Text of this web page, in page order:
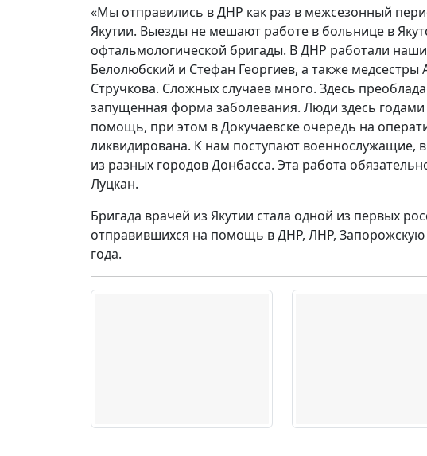
«Мы отправились в ДНР как раз в межсезонный
Якутии. Выезды не мешают работе в больнице в
офтальмологической бригады. В ДНР работали
Белолюбский и Стефан Георгиев, а также медсестры
Стручкова. Сложных случаев много. Здесь
запущенная форма заболевания. Люди здесь
помощь, при этом в Докучаевске очередь на
ликвидирована. К нам поступают военнослужащие,
из разных городов Донбасса. Эта работа
Луцкан.
Бригада врачей из Якутии стала одной из первых
отправившихся на помощь в ДНР, ЛНР, Запорожскую
года.